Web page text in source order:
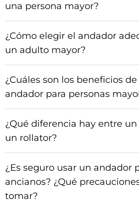
una persona mayor?
¿Cómo elegir el andador
un adulto mayor?
¿Cuáles son los beneficios
andador para personas
¿Qué diferencia hay entre
un rollator?
¿Es seguro usar un andador
ancianos? ¿Qué
tomar?